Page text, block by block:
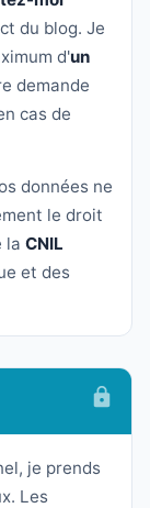
du blog. Je
d'un
demande
cas de
données ne
le droit
la CNIL
et des
je prends
Les